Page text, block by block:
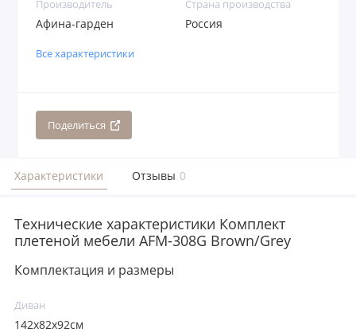
Производитель
Афина-гарден
Страна производства
Россия
Все характеристики
Поделиться
Характеристики Отзывы 0
Технические характеристики Комплект
плетеной мебели AFM-308G Brown/Grey
Комплектация и размеры
Диван
142x82x92см